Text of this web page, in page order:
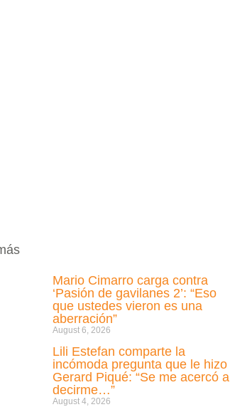
Mario Cimarro carga contra
‘Pasión de gavilanes 2’: “Eso
que ustedes vieron es una
aberración”
August 6, 2026
Lili Estefan comparte la
incómoda pregunta que le hizo
Gerard Piqué: “Se me acercó a
decirme…”
August 4, 2026